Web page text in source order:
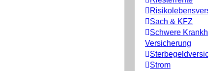
Sach & KFZ
Schwere
Versicherung
Strom